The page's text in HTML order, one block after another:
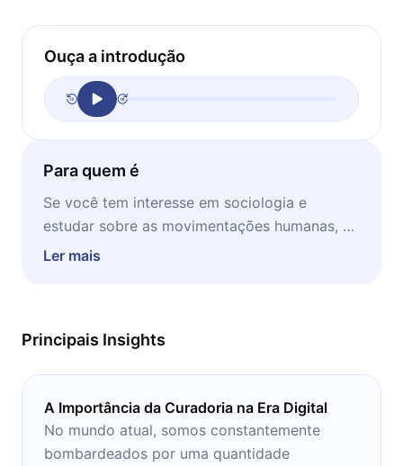
Ouça a introdução
Para quem é
Se você tem interesse em sociologia e
estudar sobre as movimentações humanas, o
presente livro é mais que recomendado. Ideal
Ler mais
Principais Insights
A Importância da Curadoria na Era Digital
No mundo atual, somos constantemente
bombardeados por uma quantidade